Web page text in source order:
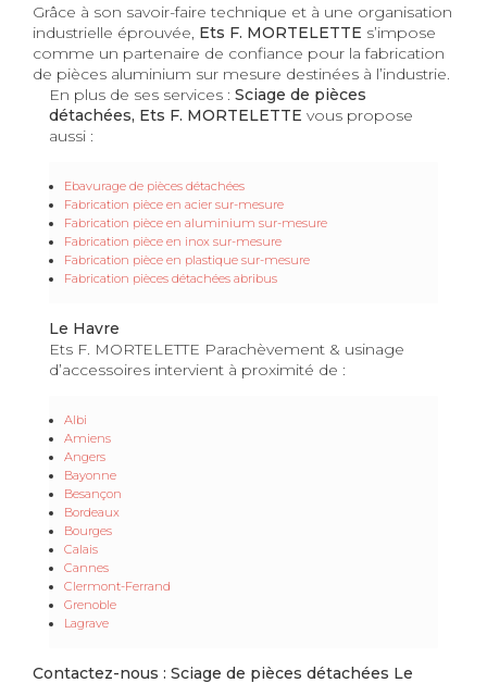
Grâce à son savoir-faire technique et à une organisation
industrielle éprouvée, Ets F. MORTELETTE s’impose
comme un partenaire de confiance pour la fabrication
de pièces aluminium sur mesure destinées à l’industrie.
En plus de ses services : Sciage de pièces
détachées, Ets F. MORTELETTE vous propose
aussi :
Ebavurage de pièces détachées
Fabrication pièce en acier sur-mesure
Fabrication pièce en aluminium sur-mesure
Fabrication pièce en inox sur-mesure
Fabrication pièce en plastique sur-mesure
Fabrication pièces détachées abribus
Le Havre
Ets F. MORTELETTE Parachèvement & usinage
d’accessoires intervient à proximité de :
Albi
Amiens
Angers
Bayonne
Besançon
Bordeaux
Bourges
Calais
Cannes
Clermont-Ferrand
Grenoble
Lagrave
Contactez-nous : Sciage de pièces détachées Le